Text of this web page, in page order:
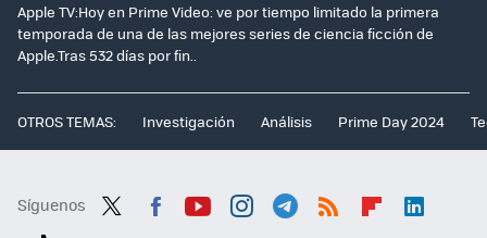
Apple TV:Hoy en Prime Video: ve por tiempo limitado la primera
temporada de una de las mejores series de ciencia ficción de
Apple.Tras 532 días por fin..
OTROS TEMAS: Investigación Análisis Prime Day 2024
Síguenos